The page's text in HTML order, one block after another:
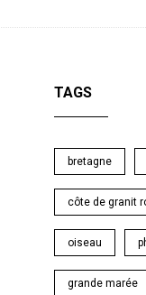
TAGS
bretagne
côte de granit
oiseau
grande marée